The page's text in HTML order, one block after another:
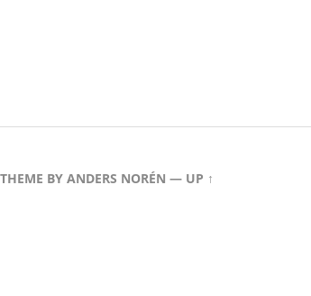
THEME BYANDERS NORÉN — UP ↑